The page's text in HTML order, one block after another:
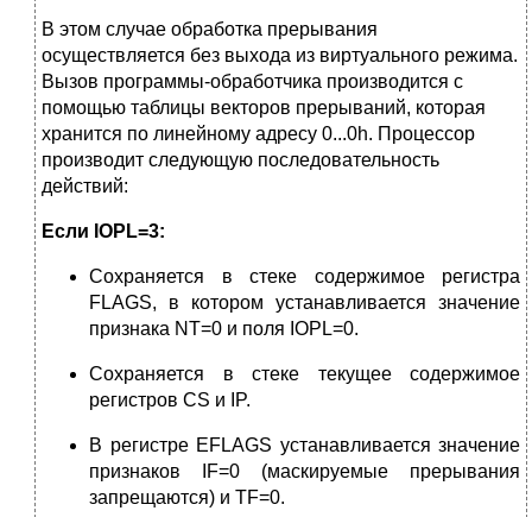
В этом случае обработка прерывания
осуществляется без выхода из виртуального режима.
Вызов программы-обработчика производится с
помощью таблицы векторов прерываний, которая
хранится по линейному адресу 0...0h. Процессор
производит следующую последовательность
действий:
Если IOPL=3:
Сохраняется в стеке содержимое регистра
FLAGS, в котором устанавливается значение
признака NT=0 и поля IOPL=0.
Сохраняется в стеке текущее содержимое
регистров CS и IP.
В регистре EFLAGS устанавливается значение
признаков IF=0 (маскируемые прерывания
запрещаются) и TF=0.